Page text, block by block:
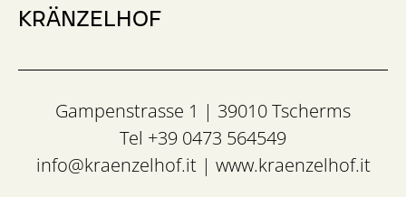
KRÄNZELHOF
Gampenstrasse 1 | 39010 Tscherms
Tel +39 0473 564549
info@kraenzelhof.it| www.kraenzelhof.it